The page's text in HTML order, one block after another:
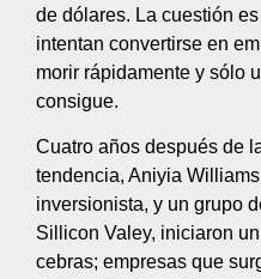
de dólares. La cuestión
intentan convertirse en
morir rápidamente y sólo
consigue.
Cuatro años después de
tendencia, Aniyia
inversionista, y un grupo
Sillicon Valey, iniciaron
cebras; empresas que